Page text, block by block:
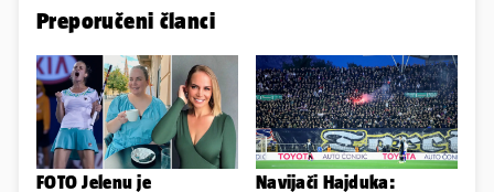
Preporučeni članci
FOTO Jelenu je
Navijači Hajduka: